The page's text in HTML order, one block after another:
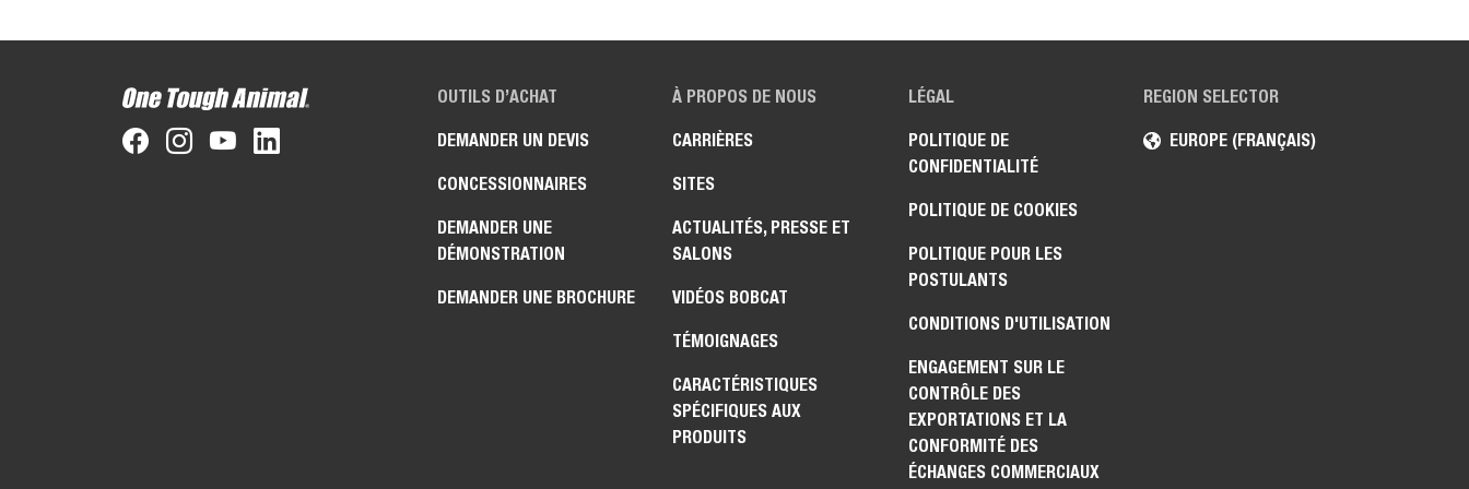
REGION SELECTOR
EUROPE (FRANÇAIS)
OUTILS D’ACHAT
DEMANDER UN DEVIS
CONCESSIONNAIRES
DEMANDER UNE
DÉMONSTRATION
DEMANDER UNE BROCHURE
À PROPOS DE NOUS
CARRIÈRES
SITES
ACTUALITÉS, PRESSE ET
SALONS
VIDÉOS BOBCAT
TÉMOIGNAGES
CARACTÉRISTIQUES
SPÉCIFIQUES AUX
PRODUITS
LÉGAL
POLITIQUE DE
CONFIDENTIALITÉ
POLITIQUE DE COOKIES
POLITIQUE POUR LES
POSTULANTS
CONDITIONS D'UTILISATION
ENGAGEMENT SUR LE
CONTRÔLE DES
EXPORTATIONS ET LA
CONFORMITÉ DES
ÉCHANGES COMMERCIAUX